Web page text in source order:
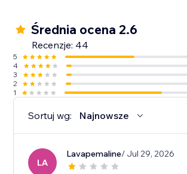
Średnia ocena 2.6
Recenzje: 44
5
4
3
2
1
Sortuj wg: Najnowsze
LA
Lavapemaline/ Jul 29, 2026